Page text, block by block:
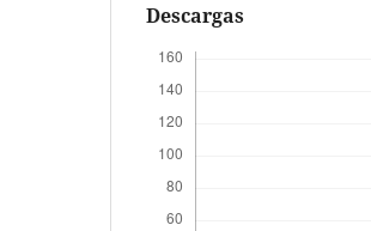
Descargas